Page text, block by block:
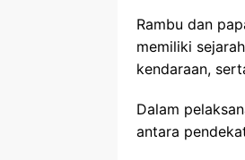
Rambu dan
memiliki
kendaraan,
Dalam
antara